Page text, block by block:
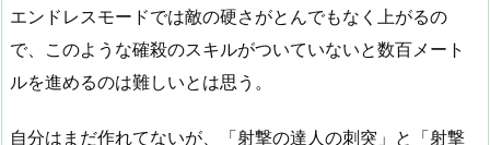
エンドレスモードでは敵の硬さがとんでもなく上がるの
で、このような確殺のスキルがついていないと数百メート
ルを進めるのは難しいとは思う。
自分はまだ作れてないが、「射撃の達人の刺突」と「射撃